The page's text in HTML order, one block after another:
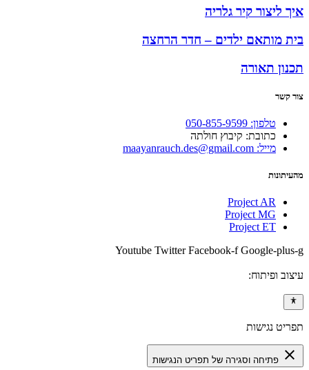
איך ליצור קיר גלריה
בית מותאם ילדים – חדר הרחצה
תכנון תאורה
צור קשר
טלפון: 050-855-9599
כתובת: קיבוץ חולתה
מייל: maayanrauch.des@gmail.com
מהעיתונות
Project AR
Project MG
Project ET
Youtube Twitter Facebook-f Google-plus-g
עיצוב ופיתוח:
תפריט נגישות
close פתיחה וסגירה של תפריט הנגישות